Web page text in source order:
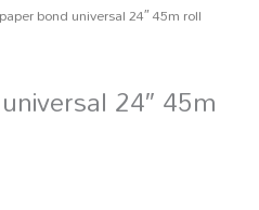
bond universal 24″ 45m roll
24″ 45m